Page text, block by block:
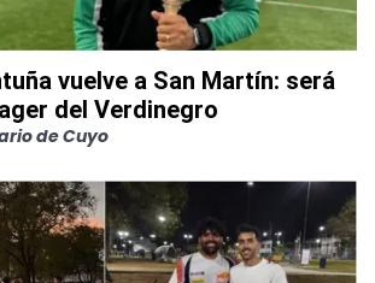
vuelve a San Martín: será
del Verdinegro
de Cuyo